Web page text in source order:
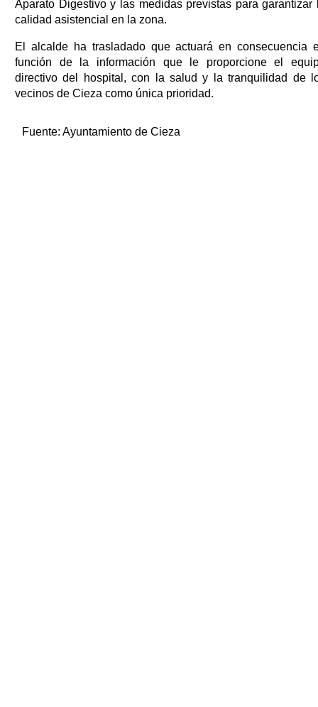
Aparato Digestivo y las medidas previstas para garantizar
calidad asistencial en la zona.
El alcalde ha trasladado que actuará en consecuencia
función de la información que le proporcione el
directivo del hospital, con la salud y la tranquilidad de
vecinos de Cieza como única prioridad.
Fuente: Ayuntamiento de Cieza